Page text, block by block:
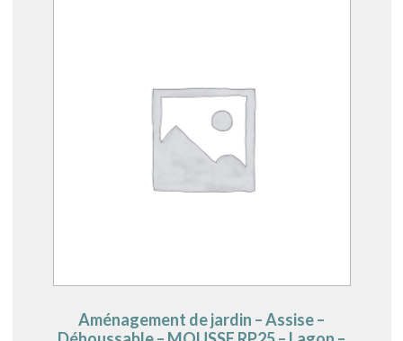
Aménagement de jardin – Assise –